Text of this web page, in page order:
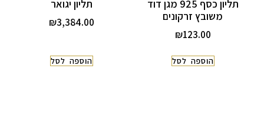
תליון כסף 925 מגן דוד
משובץ זרקונים
₪123.00
הוספה לסל
תליון יגואר
₪3,384.00
הוספה לסל